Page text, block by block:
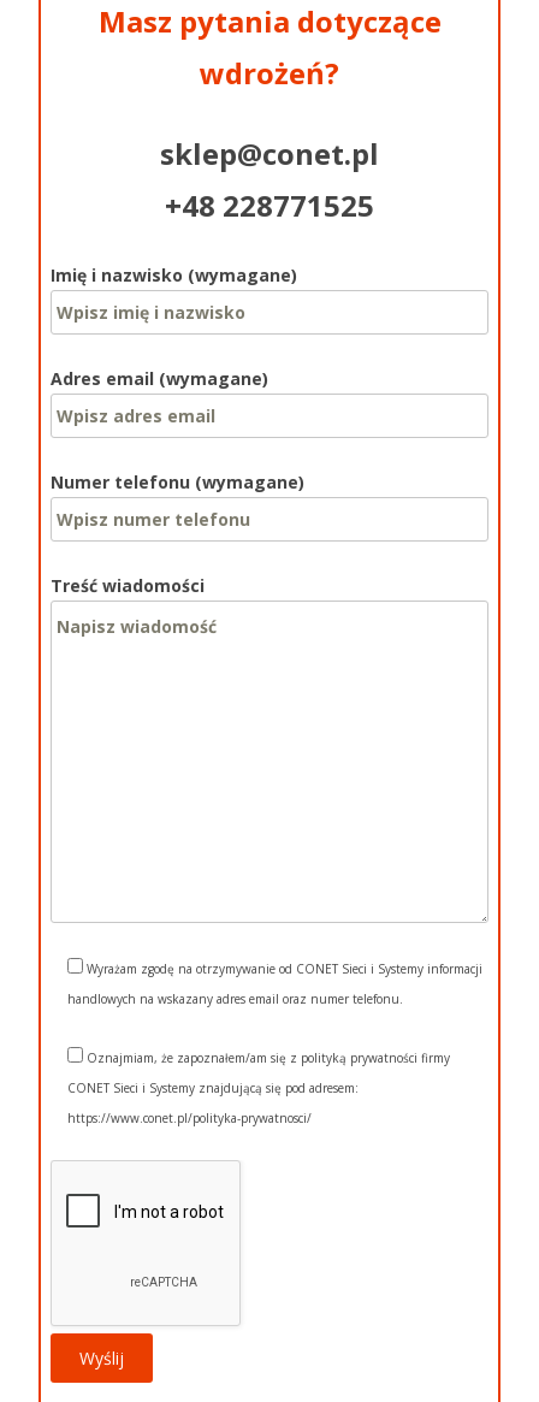
Masz pytania dotyczące
wdrożeń?
sklep@conet.pl
+48 228771525
Imię i nazwisko (wymagane)
Adres email (wymagane)
Numer telefonu (wymagane)
Treść wiadomości
Wyrażam zgodę na otrzymywanie od CONET Sieci i Systemy informacji
handlowych na wskazany adres email oraz numer telefonu.
Oznajmiam, że zapoznałem/am się z polityką prywatności firmy
CONET Sieci i Systemy znajdującą się pod adresem:
https://www.conet.pl/polityka-prywatnosci/